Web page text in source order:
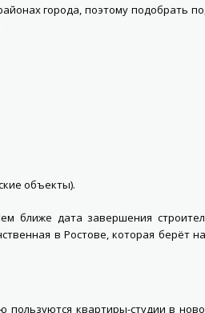
города, поэтому подобрать
объекты).
ближе дата завершения
в Ростове, которая берёт
квартиры-студии в